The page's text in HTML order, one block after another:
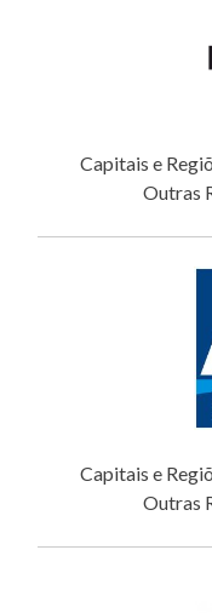
Capitais e
Outras
Capitais e
Outras